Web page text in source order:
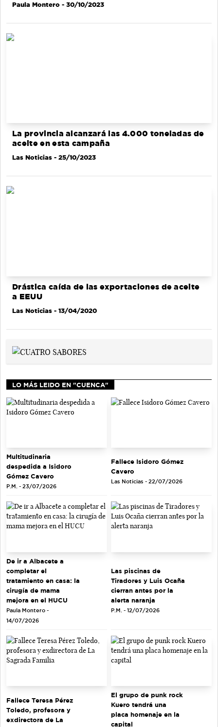
Paula Montero - 30/10/2023
La provincia alcanzará las 4.000 toneladas de
aceite en esta campaña
Las Noticias - 25/10/2023
Drástica caída de las exportaciones de aceite
a EEUU
Las Noticias - 13/04/2020
LO MÁS LEIDO EN "CUENCA"
Multitudinaria
despedida a Isidoro
Gómez Cavero
P.M. - 23/07/2026
Fallece Isidoro Gómez
Cavero
Las Noticias - 22/07/2026
De ir a Albacete a
completar el
tratamiento en casa: la
cirugía de mama
mejora en el HUCU
Paula Montero -
14/07/2026
Las piscinas de
Tiradores y Luis Ocaña
cierran antes por la
alerta naranja
P.M. - 12/07/2026
Fallece Teresa Pérez
Toledo, profesora y
exdirectora de La
El grupo de punk rock
Kuero tendrá una
placa homenaje en la
capital